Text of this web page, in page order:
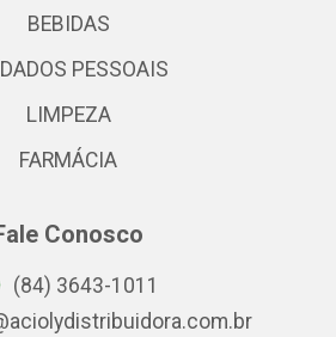
BEBIDAS
PESSOAIS
LIMPEZA
FARMÁCIA
Conosco
(84) 3643-1011